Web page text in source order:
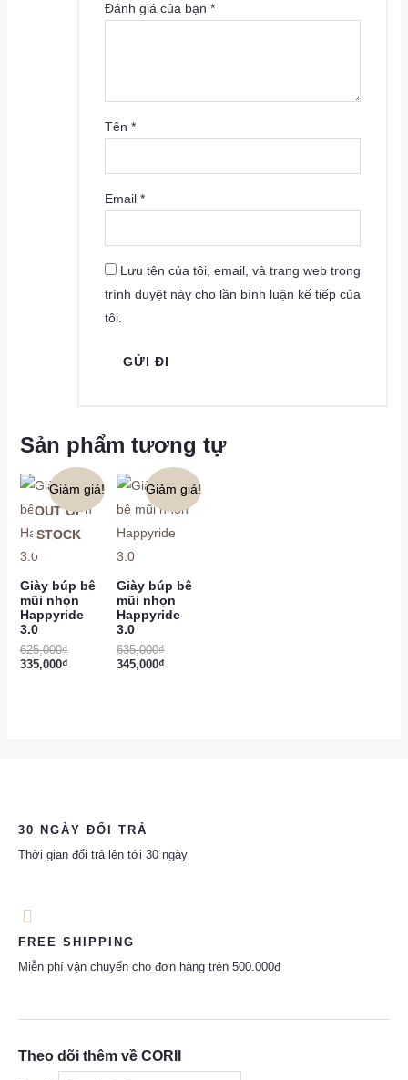
Đánh giá của bạn*
Tên*
Email*
Lưu tên của tôi, email, và trang web trong
trình duyệt này cho lần bình luận kế tiếp của
tôi.
Sản phẩm tương tự
Giảm giá!
OUT OF
STOCK
Giày búp bê
mũi nhọn
Happyride
3.0
625,000₫
335,000₫
Giảm giá!
Giày búp bê
mũi nhọn
Happyride
3.0
635,000₫
345,000₫
30 NGÀY ĐỔI TRẢ
Thời gian đổi trả lên tới 30 ngày
FREE SHIPPING
Miễn phí vận chuyển cho đơn hàng trên 500.000đ
Theo dõi thêm về CORII